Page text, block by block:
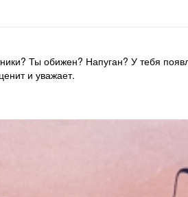
Ты обижен? Напуган? У тебя
и уважает.